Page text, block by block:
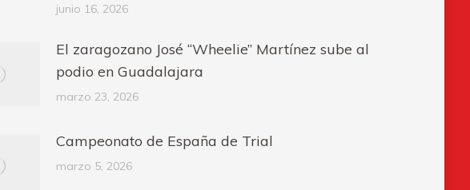
junio 16, 2026
El zaragozano José “Wheelie” Martínez sube al
podio en Guadalajara
marzo 23, 2026
Campeonato de España de Trial
marzo 5, 2026